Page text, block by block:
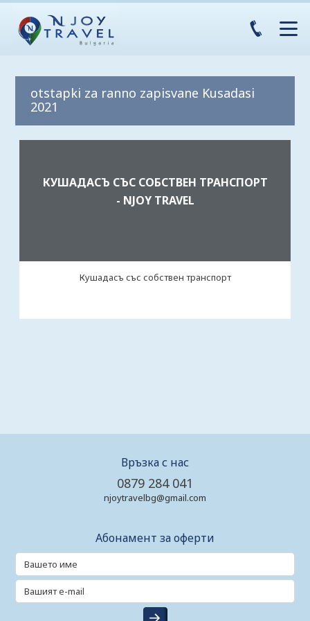
otstapki za ranno zapisvane Kusadasi
2021
КУШАДАСЪ СЪС СОБСТВЕН ТРАНСПОРТ
- NJOY TRAVEL
Кушадасъ със собствен транспорт
Връзка с нас
0879 284 041
njoytravelbg@gmail.com
Абонамент за оферти